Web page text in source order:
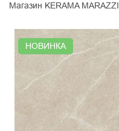
Магазин KERAMA MARAZZI
НОВИНКА